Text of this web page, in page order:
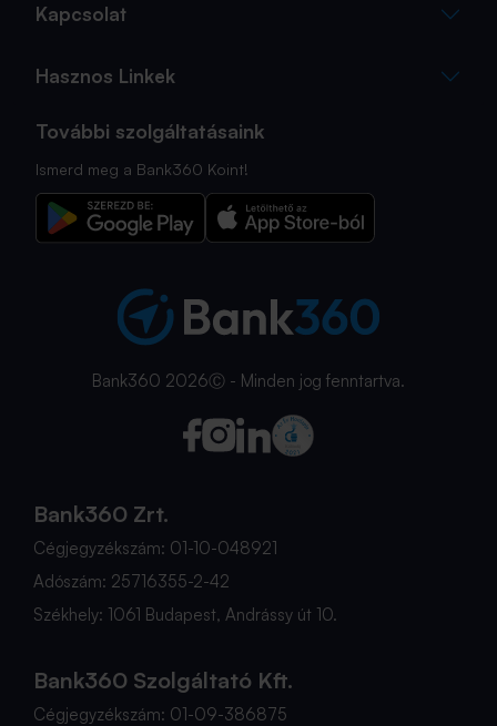
Kapcsolat
Hasznos Linkek
További szolgáltatásaink
Ismerd meg a Bank360 Koint!
Bank360 2026Ⓒ - Minden jog fenntartva.
Bank360 Zrt.
Cégjegyzékszám: 01-10-048921
Adószám: 25716355-2-42
Székhely: 1061 Budapest, Andrássy út 10.
Bank360 Szolgáltató Kft.
Cégjegyzékszám: 01-09-386875